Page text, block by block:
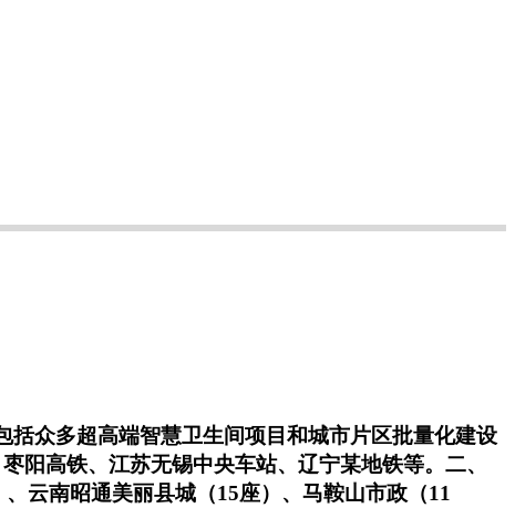
众多超高端智慧卫生间项目和城市片区批量化建设
阳高铁、江苏无锡中央车站、辽宁某地铁等。二、
云南昭通美丽县城（15座）、马鞍山市政（11